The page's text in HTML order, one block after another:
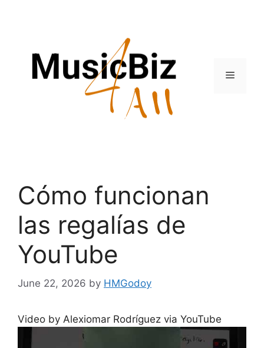
Menu
Cómo funcionan
las regalías de
YouTube
June 22, 2026 by HMGodoy
Video by Alexiomar Rodríguez via YouTube